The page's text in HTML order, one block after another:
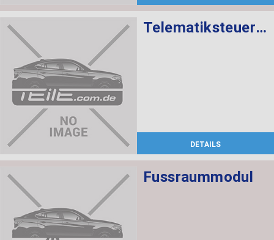
Telematiksteuergerät
DETAILS
Fussraummodul